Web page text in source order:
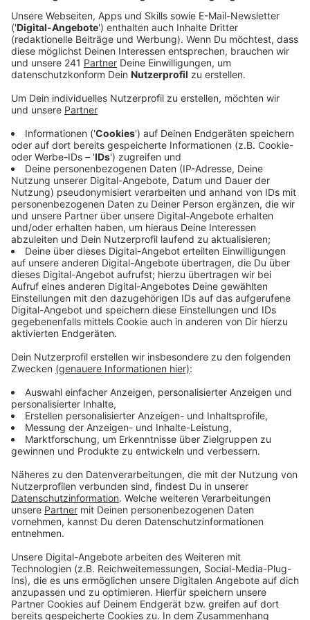
Corona-Delle auch wieder gestiegen.
Veröffentlicht:Mittwoch, 01.03.2023 16:18
Anzeige
Immer häufiger sind Radfahrer, Fußgänger oder E-
Scooter-Fahrer in Unfälle verwickelt und werden
verletzt. Letztes Jahr waren es insgesamt 240. Auch
unter den drei Verkehrstoten letztes Jahr waren ein
Radfahrer und ein Fußgänger. Ein Trend, der der Polizei
Sorgen macht.
Sie sagt aber auch: Das zeige, dass immer mehr
Menschen vom Auto auf andere Verkehrsmittel
umsteigen. Das beobachtet sie vor allem bei E-Bikes.
Die sind immer häufiger auf Leverkusens Straßen zu
sehen, entsprechend steige auch das Unfallrisiko, so
die Polizei. Es gibt aber auch gute Nachrichten:
Insgesamt ist die Zahl der Unfälle in Leverkusen
Anzeige
Mehr Meldungen für Leverkusen
Anzeige
Weniger Fahrten auf der Line 4 aus Leverkusen
Klinikum Leverkusen begrüßt weitere Corona-
Lockerungen
Leverkusen: Erdbauarbeiten am Hitdorfer Kirmesplatz
starten